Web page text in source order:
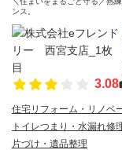
ンス。
3.08
住宅リフォーム・リノベ
トイレつまり・水漏れ修
片づけ・遺品整理